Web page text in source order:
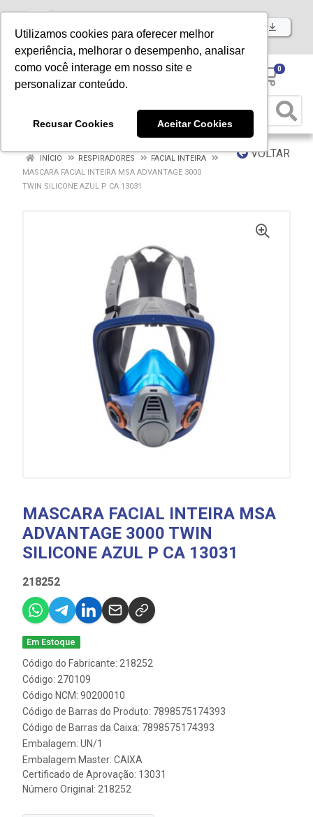
Utilizamos cookies para oferecer melhor
experiência, melhorar o desempenho, analisar
como você interage em nosso site e
personalizar conteúdo.
Recusar Cookies Aceitar Cookies
Baixe já nosso APP
0
VOLTAR
INÍCIO RESPIRADORES
FACIAL INTEIRA
MASCARA FACIAL INTEIRA MSA ADVANTAGE 3000
TWIN SILICONE AZUL P CA 13031
MASCARA FACIAL INTEIRA MSA
ADVANTAGE 3000 TWIN
SILICONE AZUL P CA 13031
218252
Em Estoque
Código do Fabricante: 218252
Código: 270109
Código NCM: 90200010
Código de Barras do Produto: 7898575174393
Código de Barras da Caixa: 7898575174393
Embalagem: UN/1
Embalagem Master: CAIXA
Certificado de Aprovação: 13031
Número Original: 218252